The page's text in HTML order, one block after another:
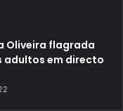
Oliveira flagrada
adultos em directo